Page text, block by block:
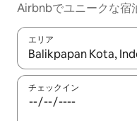
Airbnbでユニークな宿
エリア
検索結果が表示された
チェックイン